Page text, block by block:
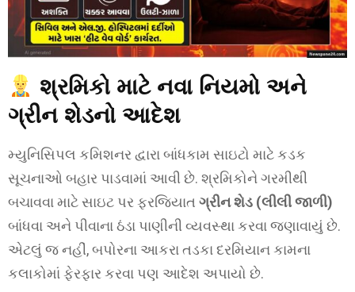
શ્રમિકો માટે નવા નિયમો અને
ગ્રીન શેડનો આદેશ
મ્યુનિસિપલ કમિશનર દ્વારા બાંધકામ સાઇટો માટે કડક
સૂચનાઓ બહાર પાડવામાં આવી છે. શ્રમિકોને ગરમીથી
બચાવવા માટે સાઇટ પર ફરજિયાત ગ્રીન શેડ (લીલી જાળી)
બાંધવા અને પીવાના ઠંડા પાણીની વ્યવસ્થા કરવા જણાવાયું છે.
એટલું જ નહીં, બપોરના આકરા તડકા દરમિયાન કામના
કલાકોમાં ફેરફાર કરવા પણ આદેશ અપાયો છે.